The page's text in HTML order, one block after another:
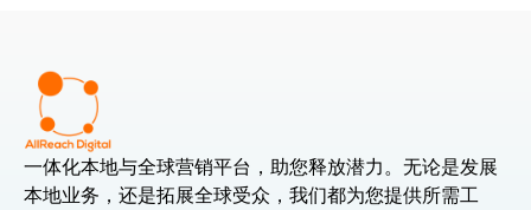
一体化本地与全球营销平台，助您释放潜力。无论是发展
本地业务，还是拓展全球受众，我们都为您提供所需工